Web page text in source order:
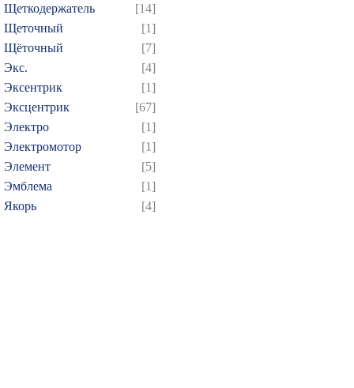
Щеткодержатель
[14]
Щеточный
[1]
Щёточный
[7]
Экс.
[4]
Эксентрик
[1]
Эксцентрик
[67]
Электро
[1]
Электромотор
[1]
Элемент
[5]
Эмблема
[1]
Якорь
[4]